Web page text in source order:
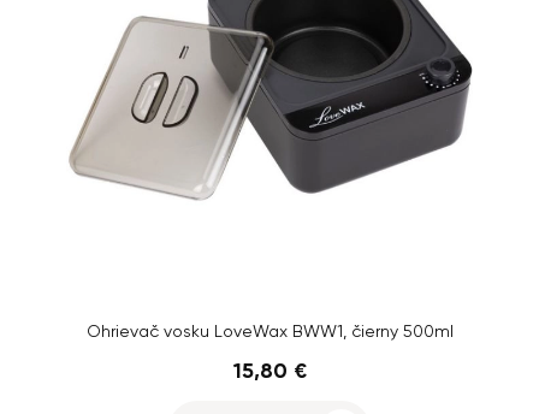
Ohrievač vosku LoveWax BWW1, čierny 500ml
15,80 €